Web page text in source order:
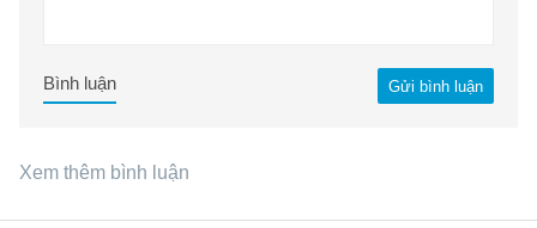
Gửi bình luận
Bình luận
Xem thêm bình luận